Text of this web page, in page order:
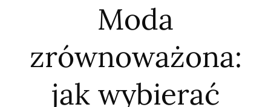
Moda
zrównoważona:
jak wybierać